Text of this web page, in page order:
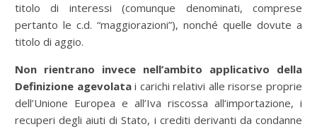
titolo di interessi (comunque denominati, comprese
pertanto le c.d. “maggiorazioni”), nonché quelle dovute a
titolo di aggio.
Non rientrano invece nell’ambito applicativo della
Definizione agevolatai carichi relativi alle risorse proprie
dell’Unione Europea e all’Iva riscossa all’importazione, i
recuperi degli aiuti di Stato, i crediti derivanti da condanne